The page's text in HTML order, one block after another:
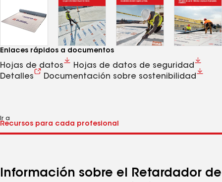
Enlaces rápidos a documentos
Hojas de datos
Hojas de datos de seguridad
Detalles
Documentación sobre sostenibilidad
Ir a
Información sobre el Retardador de